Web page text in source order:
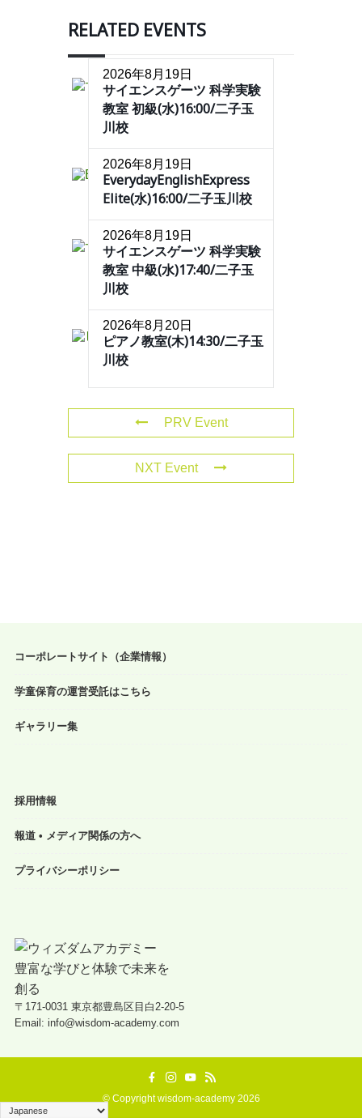
RELATED EVENTS
2026年8月19日
サイエンスゲーツ 科学実験
教室 初級(水)16:00/二子玉
川校
2026年8月19日
EverydayEnglishExpress
Elite(水)16:00/二子玉川校
2026年8月19日
サイエンスゲーツ 科学実験
教室 中級(水)17:40/二子玉
川校
2026年8月20日
ピアノ教室(木)14:30/二子玉
川校
PRV Event
NXT Event
コーポレートサイト（企業情報）
学童保育の運営受託はこちら
ギャラリー集
採用情報
報道 • メディア関係の方へ
プライバシーポリシー
〒171-0031 東京都豊島区目白2-20-5
Email: info@wisdom-academy.com
©Copyright wisdom-academy 2026